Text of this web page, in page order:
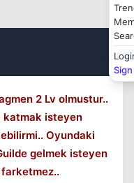
2 Lv olmustur..
katmak isteyen
Oyundaki
gelmek isteyen
Kapat